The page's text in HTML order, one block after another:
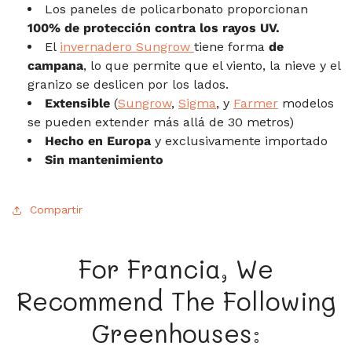
Los paneles de policarbonato proporcionan
100% de protección contra los rayos UV.
El invernadero Sungrow tiene forma de
campana, lo que permite que el viento, la nieve y el
granizo se deslicen por los lados.
Extensible (Sungrow, Sigma, y Farmer modelos
se pueden extender más allá de 30 metros)
Hecho en Europa y exclusivamente importado
Sin mantenimiento
Compartir
For Francia, We
Recommend The Following
Greenhouses: